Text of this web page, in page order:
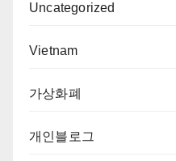
Uncategorized
Vietnam
가상화폐
개인블로그